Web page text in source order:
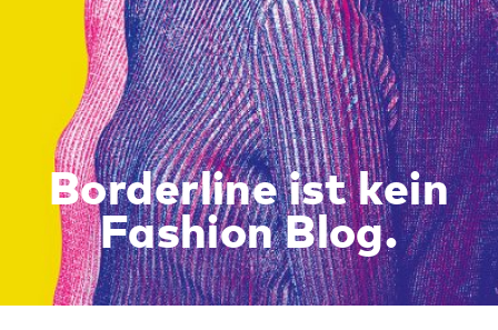
Borderline ist kein
Fashion Blog.